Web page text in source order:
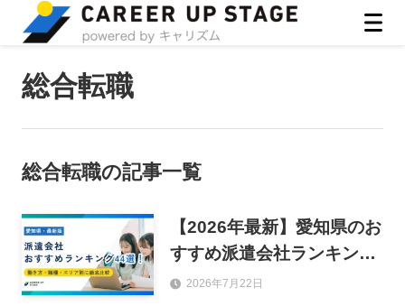
総合転職
総合転職の記事一覧
【2026年最新】愛知県のお
すすめ派遣会社ランキング
44選！働き方・職種・エリ
2026年7月22日